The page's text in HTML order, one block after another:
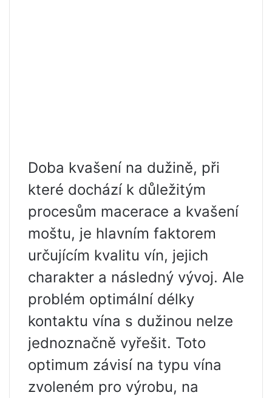
Doba kvašení na dužině, při
které dochází k důležitým
procesům macerace a kvašení
moštu, je hlavním faktorem
určujícím kvalitu vín, jejich
charakter a následný vývoj. Ale
problém optimální délky
kontaktu vína s dužinou nelze
jednoznačně vyřešit. Toto
optimum závisí na typu vína
zvoleném pro výrobu, na